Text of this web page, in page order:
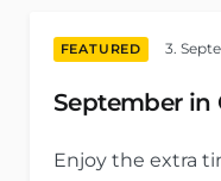
FEATURED 3.
September in
Enjoy the extra